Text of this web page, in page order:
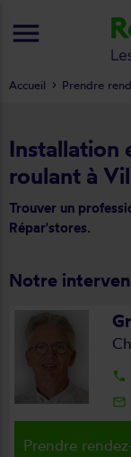
Installation
roulant à
Trouver un
Répar'stores.
Notre
local_phone
mail_outline
Prendre
Accueil Prendre
menu